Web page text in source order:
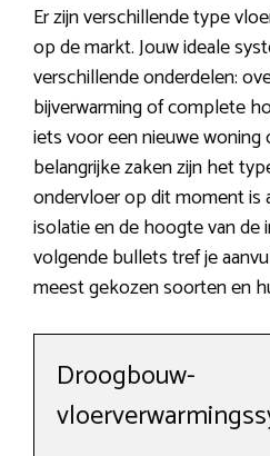
Er zijn verschillende type
op de markt. Jouw ideale
verschillende onderdelen:
bijverwarming of complete
iets voor een nieuwe
belangrijke zaken zijn het
ondervloer op dit moment is
isolatie en de hoogte van de
volgende bullets tref je
meest gekozen soorten en
Droogbouw-